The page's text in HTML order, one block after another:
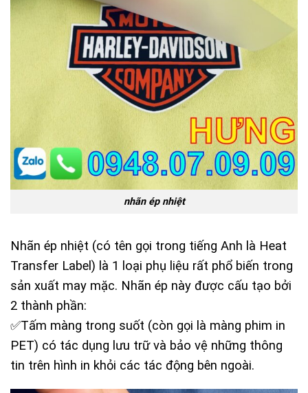
nhãn ép nhiệt
Nhãn ép nhiệt (có tên gọi trong tiếng Anh là Heat
Transfer Label) là 1 loại phụ liệu rất phổ biến trong
sản xuất may mặc. Nhãn ép này được cấu tạo bởi
2 thành phần:
✅Tấm màng trong suốt (còn gọi là màng phim in
PET) có tác dụng lưu trữ và bảo vệ những thông
tin trên hình in khỏi các tác động bên ngoài.